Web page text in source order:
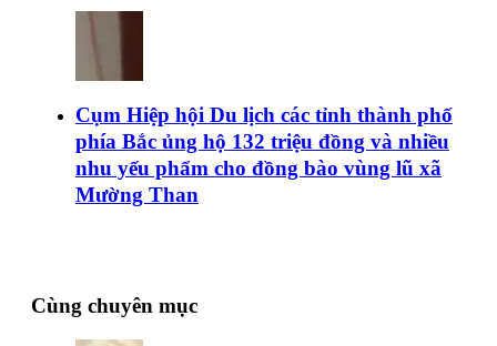
Cụm Hiệp hội Du lịch các tỉnh thành phố
phía Bắc ủng hộ 132 triệu đồng và nhiều
nhu yếu phẩm cho đồng bào vùng lũ xã
Mường Than
Cùng chuyên mục